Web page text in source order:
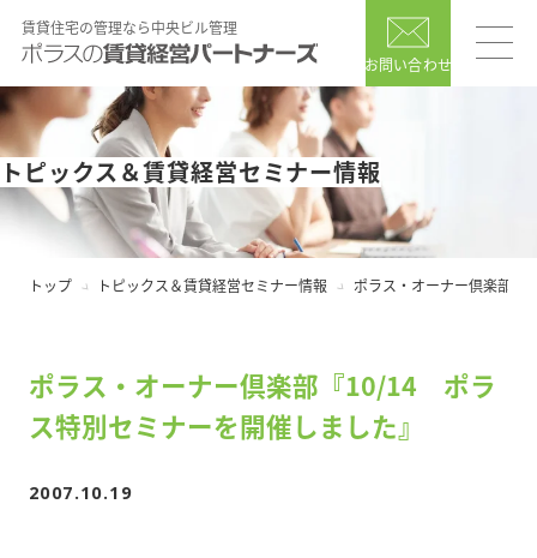
賃貸住宅の管理なら中央ビル管理
お問い合わせ
トピックス＆賃貸経営セミナー情報
トップ トピックス＆賃貸経営セミナー情報 ポラス・オーナー倶楽部
ポラス・オーナー倶楽部『10/14 ポラ
ス特別セミナーを開催しました』
2007.10.19